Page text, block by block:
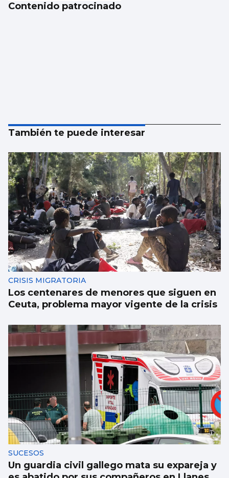
Contenido patrocinado
También te puede interesar
CRISIS MIGRATORIA
Los centenares de menores que siguen en
Ceuta, problema mayor vigente de la crisis
SUCESOS
Un guardia civil gallego mata su expareja y